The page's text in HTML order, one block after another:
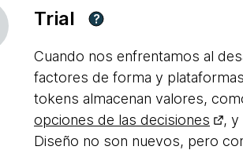
Trial ?
Cuando nos enfrentamos al
factores de forma y
tokens almacenan valores,
opciones de las decisiones
, y
Diseño no son nuevos, pero